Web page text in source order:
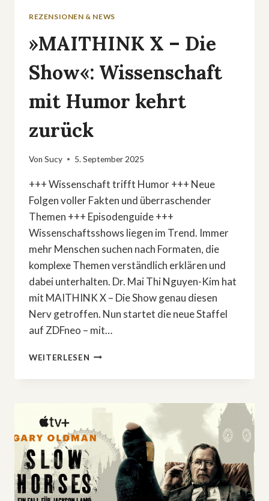
REZENSIONEN & NEWS
»MAITHINK X – Die
Show«: Wissenschaft
mit Humor kehrt
zurück
Von Sucy 5. September 2025
+++ Wissenschaft trifft Humor +++ Neue
Folgen voller Fakten und überraschender
Themen +++ Episodenguide +++
Wissenschaftsshows liegen im Trend. Immer
mehr Menschen suchen nach Formaten, die
komplexe Themen verständlich erklären und
dabei unterhalten. Dr. Mai Thi Nguyen-Kim hat
mit MAITHINK X – Die Show genau diesen
Nerv getroffen. Nun startet die neue Staffel
auf ZDFneo – mit…
WEITERLESEN »MAITHINK
–
MIT
HUMOR
KEHRT
ZURÜCK